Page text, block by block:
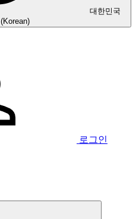
대한민국
(Korean)
로그인